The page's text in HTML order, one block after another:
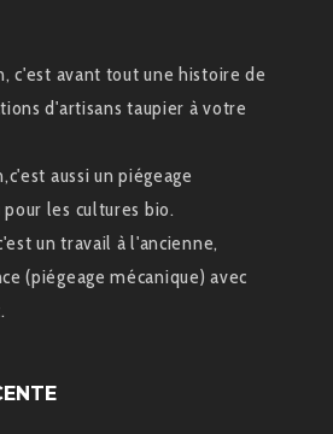
c'est avant tout une histoire de
d'artisans taupier à votre
aussi un piégeage
les cultures bio.
un travail à l'ancienne,
(piégeage mécanique) avec